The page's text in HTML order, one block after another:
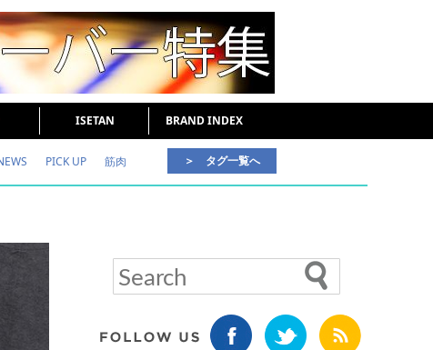
ISETAN BRAND INDEX
PICK UP 筋肉 ＞ タグ一覧へ